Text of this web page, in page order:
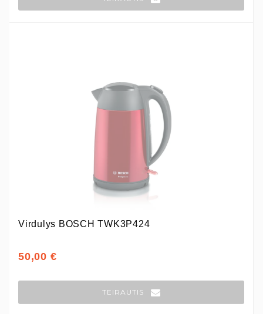
Virdulys BOSCH TWK3P424
50,00 €
TEIRAUTIS